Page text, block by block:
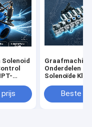
Graafmachine
Onderdelen
Solenoïde
PC200-7
Graafmachine
Beste